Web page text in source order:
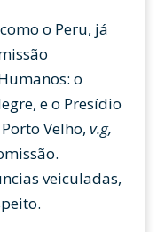
o Peru, já
o
e o Presídio
Velho, v.g,
veiculadas,